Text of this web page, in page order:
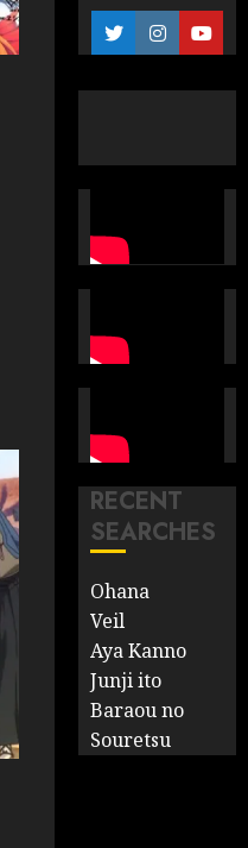
RECENT
SEARCHES
Ohana
Veil
Aya Kanno
Junji ito
Baraou no
Souretsu